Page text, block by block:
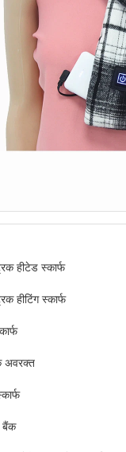
हीटेड स्कार्फ
हीटिंग स्कार्फ
अवरक्त
बैंक